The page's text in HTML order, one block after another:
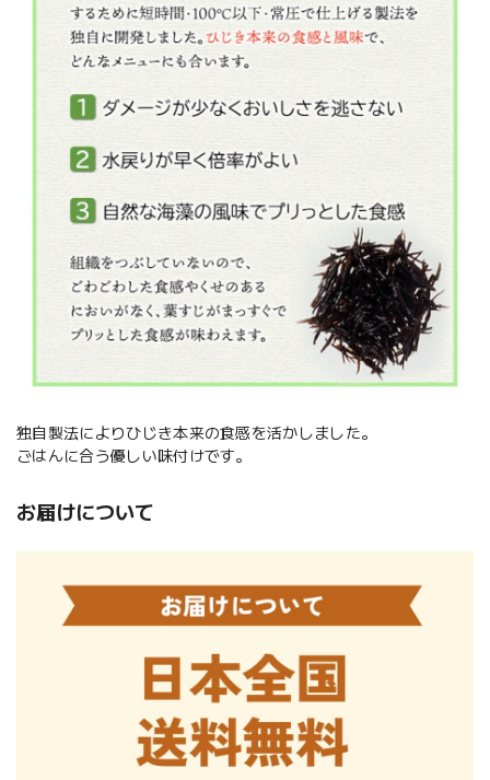
独自製法によりひじき本来の食感を活かしました。
ごはんに合う優しい味付けです。
お届けについて